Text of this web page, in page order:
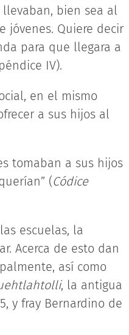
bien sea al
jóvenes. Quiere decir
para que llegara a
IV).
en el mismo
a sus hijos al
tomaban a sus hijos
(Códice
escuelas, la
Acerca de esto dan
así como
, la antigua
y fray Bernardino de